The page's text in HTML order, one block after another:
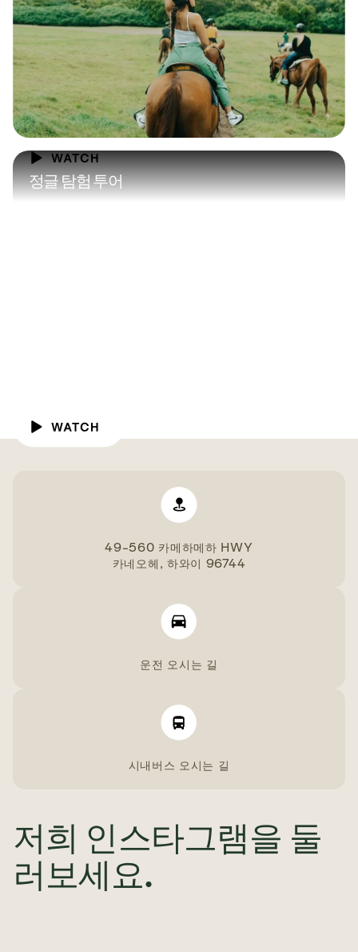
정글 탐험 투어
49-560 카메하메하 HWY
카네오헤, 하와이 96744
운전 오시는 길
시내버스 오시는 길
저희 인스타그램을 둘
러보세요.